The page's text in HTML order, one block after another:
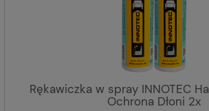
Rękawiczka w spray INNOTEC
Ochrona Dłoni 2x